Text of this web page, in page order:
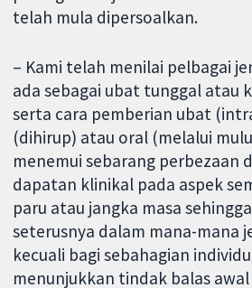
telah mula dipersoalkan.
– Kami telah menilai pelbagai
ada sebagai ubat tunggal atau
serta cara pemberian ubat
(dihirup) atau oral (melalui
menemui sebarang perbezaan
dapatan klinikal pada aspek
paru atau jangka masa
seterusnya dalam mana-mana
kecuali bagi sebahagian
menunjukkan tindak balas